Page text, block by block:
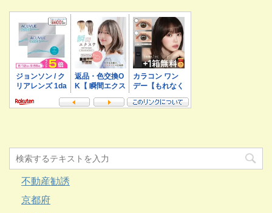
不動産勧誘
京都府